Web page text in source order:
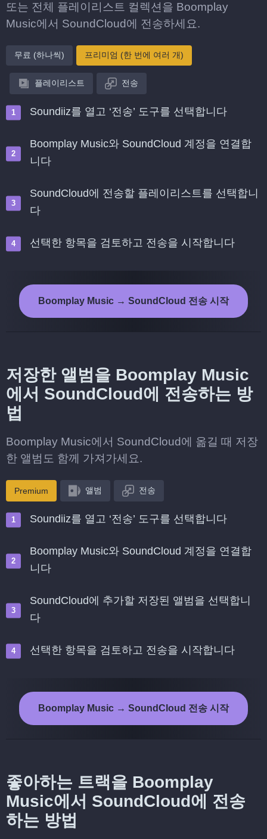
또는 전체 플레이리스트 컬렉션을 Boomplay
Music에서 SoundCloud에 전송하세요.
무료 (하나씩) 프리미엄 (한 번에 여러 개)
플레이리스트 전송
Soundiiz를 열고 ‘전송’ 도구를 선택합니다
Boomplay Music와 SoundCloud 계정을 연결합
니다
SoundCloud에 전송할 플레이리스트를 선택합니
다
선택한 항목을 검토하고 전송을 시작합니다
Boomplay Music → SoundCloud 전송 시작
저장한 앨범을 Boomplay Music
에서 SoundCloud에 전송하는 방
법
Boomplay Music에서 SoundCloud에 옮길 때 저장
한 앨범도 함께 가져가세요.
Premium 앨범 전송
Soundiiz를 열고 ‘전송’ 도구를 선택합니다
Boomplay Music와 SoundCloud 계정을 연결합
니다
SoundCloud에 추가할 저장된 앨범을 선택합니
다
선택한 항목을 검토하고 전송을 시작합니다
Boomplay Music → SoundCloud 전송 시작
좋아하는 트랙을 Boomplay
Music에서 SoundCloud에 전송
하는 방법